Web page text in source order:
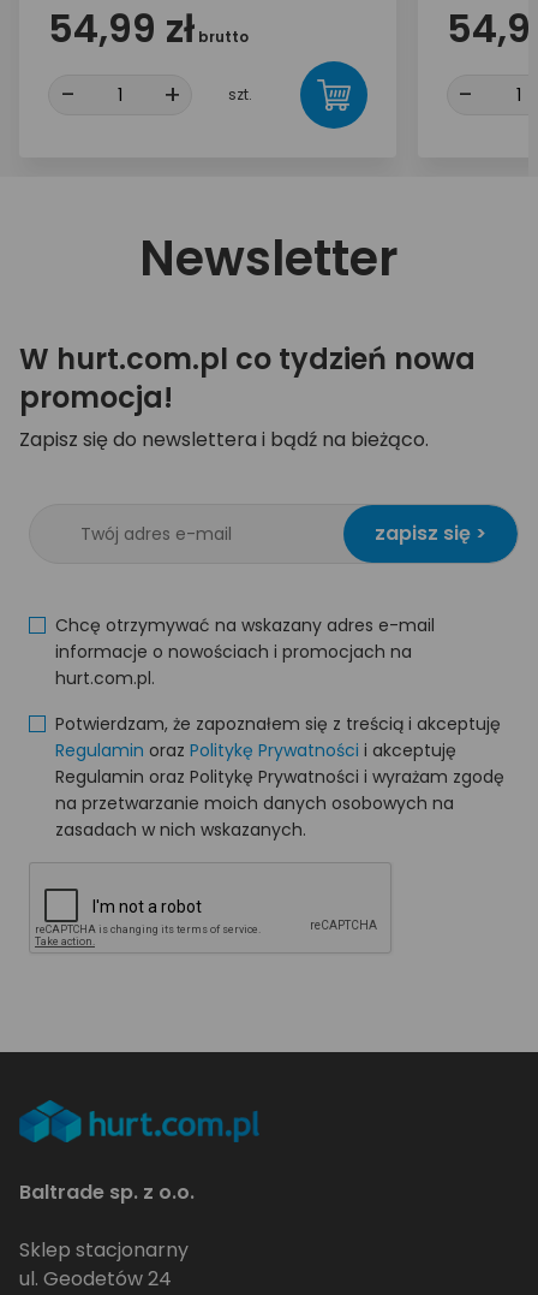
54,99 zł brutto
- + szt. -
Newsletter
W hurt.com.pl co tydzień nowa
promocja!
Zapisz się do newslettera i bądź na bieżąco.
zapisz się >
Chcę otrzymywać na wskazany adres e-mail
informacje o nowościach i promocjach na
hurt.com.pl.
Potwierdzam, że zapoznałem się z treścią i akceptuję
Regulamin oraz Politykę Prywatności i akceptuję
Regulamin oraz Politykę Prywatności i wyrażam zgodę
na przetwarzanie moich danych osobowych na
zasadach w nich wskazanych.
Baltrade sp. z o.o.
Sklep stacjonarny
ul. Geodetów 24